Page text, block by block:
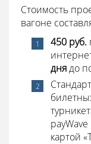
Стоимость
вагоне
450 руб.
днядо
Стандарт
картой